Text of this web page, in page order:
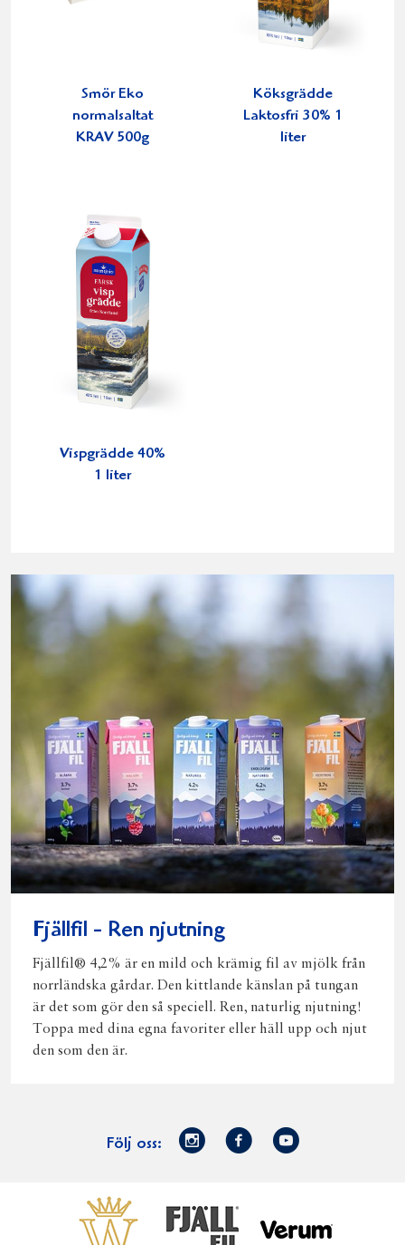
Smör Eko
normalsaltat
KRAV 500g
Köksgrädde
Laktosfri 30% 1
liter
Vispgrädde 40%
1 liter
Fjällfil - Ren njutning
Fjällfil® 4,2% är en mild och krämig fil av mjölk från
norrländska gårdar. Den kittlande känslan på tungan
är det som gör den så speciell. Ren, naturlig njutning!
Toppa med dina egna favoriter eller häll upp och njut
den som den är.
Följ oss:
Norrmejerier
Facebook
Youtube
VästerbottensostFjällfil